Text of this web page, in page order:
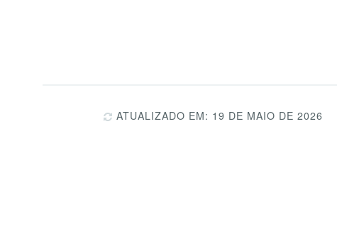
ATUALIZADO EM: 19 DE MAIO DE 2026